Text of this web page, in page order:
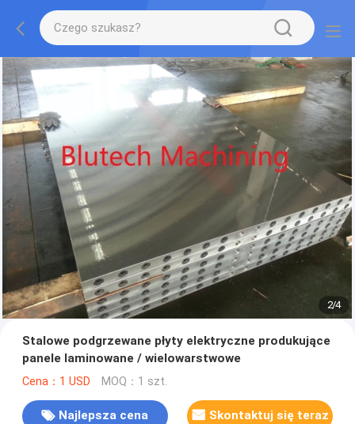
2/4
Stalowe podgrzewane płyty elektryczne produkujące
panele laminowane / wielowarstwowe
Cena：1 USD MOQ：1 szt.
Najlepsza cena Skontaktuj się teraz